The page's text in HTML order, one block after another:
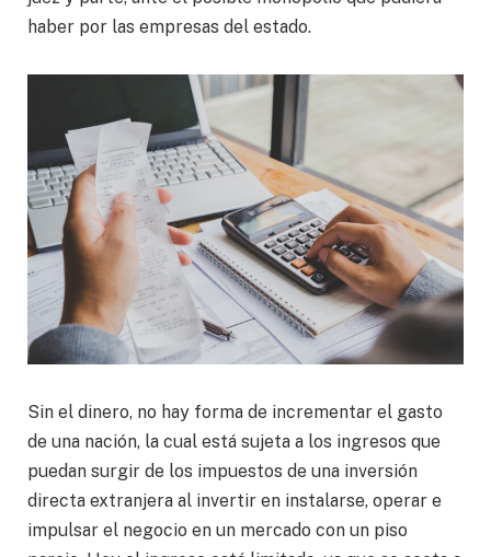
haber por las empresas del estado.
Sin el dinero, no hay forma de incrementar el gasto
de una nación, la cual está sujeta a los ingresos que
puedan surgir de los impuestos de una inversión
directa extranjera al invertir en instalarse, operar e
impulsar el negocio en un mercado con un piso